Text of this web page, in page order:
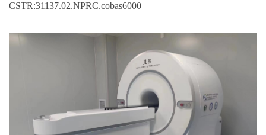
CSTR:31137.02.NPRC.cobas6000